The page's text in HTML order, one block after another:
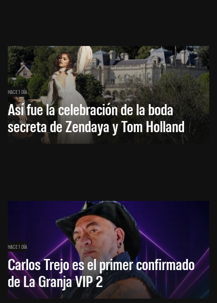
HACE 1 DÍA
Así fue la celebración de la boda
secreta de Zendaya y Tom Holland
HACE 1 DÍA
Carlos Trejo es el primer confirmado
de La Granja VIP 2